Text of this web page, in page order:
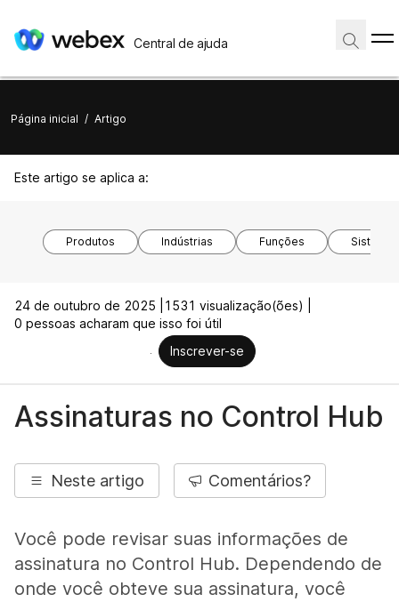
Central de ajuda
Página inicial / Artigo
Este artigo se aplica a:
Produtos Indústrias Funções
24 de outubro de 2025 |
1531 visualização(ões) |
0 pessoas acharam que isso foi útil
Inscrever-se
Assinaturas no Control Hub
Neste artigo Comentários?
Você pode revisar suas informações de
assinatura no Control Hub. Dependendo de
onde você obteve sua assinatura, você